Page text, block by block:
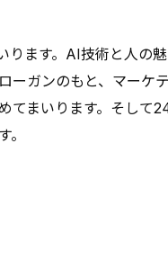
ます。AI技術と人の
ーガンのもと、マーケ
てまいります。そして